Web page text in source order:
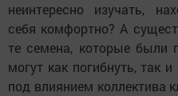
неинтересно изучать,
себя комфортно? А
те семена, которые были
могут как погибнуть, так
под влиянием коллектива